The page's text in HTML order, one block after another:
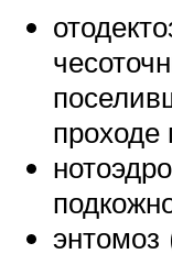
проходе
энтомоз